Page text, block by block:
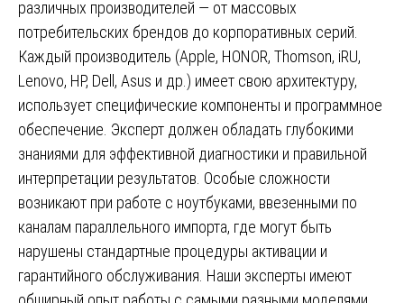
различных производителей — от массовых
потребительских брендов до корпоративных серий.
Каждый производитель (Apple, HONOR, Thomson, iRU,
Lenovo, HP, Dell, Asus и др.) имеет свою архитектуру,
использует специфические компоненты и программное
обеспечение. Эксперт должен обладать глубокими
знаниями для эффективной диагностики и правильной
интерпретации результатов. Особые сложности
возникают при работе с ноутбуками, ввезенными по
каналам параллельного импорта, где могут быть
нарушены стандартные процедуры активации и
гарантийного обслуживания. Наши эксперты имеют